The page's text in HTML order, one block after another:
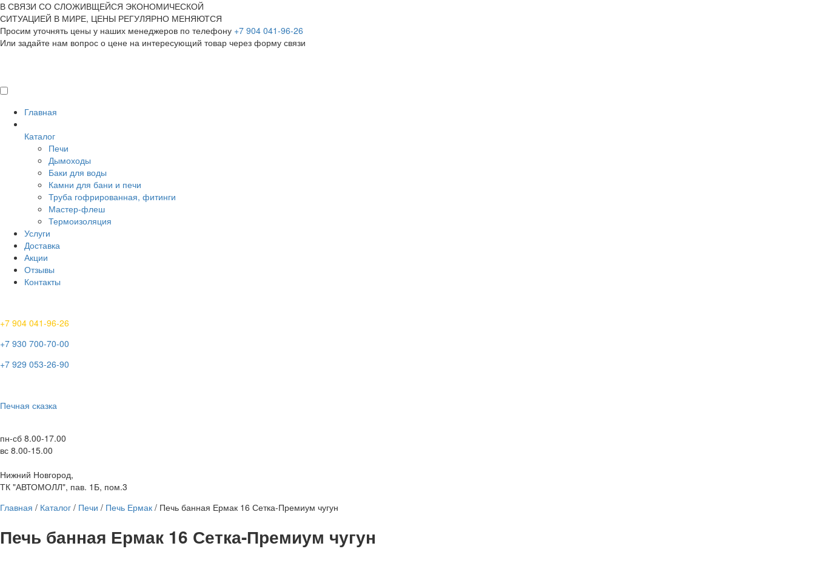
В СВЯЗИ СО СЛОЖИВЩЕЙСЯ ЭКОНОМИЧЕСКОЙ
СИТУАЦИЕЙ В МИРЕ, ЦЕНЫ РЕГУЛЯРНО МЕНЯЮТСЯ
Просим уточнять цены у наших менеджеров по телефону +7 904 041-96-26
Или задайте нам вопрос о цене на интересующий товар через форму связи
Главная
Каталог
Печи
Дымоходы
Баки для воды
Камни для бани и печи
Труба гофрированная, фитинги
Мастер-флеш
Термоизоляция
Услуги
Доставка
Акции
Отзывы
Контакты
+7 904 041-96-26
+7 930 700-70-00
+7 929 053-26-90
Печная сказка
пн-сб 8.00-17.00
вс 8.00-15.00
Нижний Новгород,
ТК "АВТОМОЛЛ", пав. 1Б, пом.3
Главная / Каталог / Печи / Печь Ермак / Печь банная Ермак 16 Сетка-Премиум чугун
Печь банная Ермак 16 Сетка-Премиум чугун